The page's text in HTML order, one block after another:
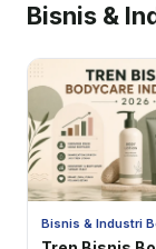
Bisnis &
Bisnis & Industri